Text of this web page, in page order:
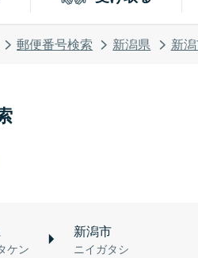
郵便番号検索 新潟県 新
ケン
新潟市
ニイガタシ